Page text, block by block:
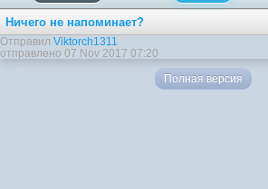
Ничего не напоминает?
Отправил Viktorch1311
отправлено 07 Nov 2017 07:20
Полная версия